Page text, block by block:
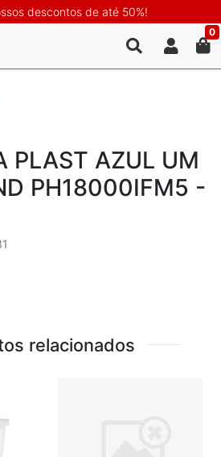
descontos de até 50%!
0
PLAST AZUL UM
PH18000IFM5 -
relacionados